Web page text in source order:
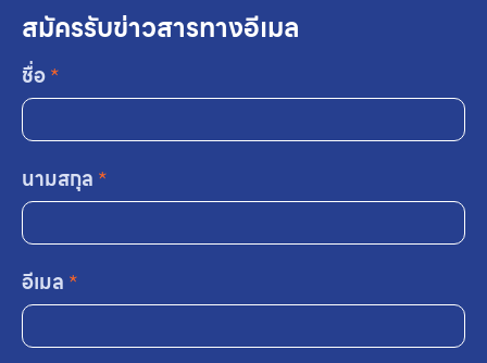
สมัครรับข่าวสารทางอีเมล
ชื่อ*
นามสกุล *
อีเมล *